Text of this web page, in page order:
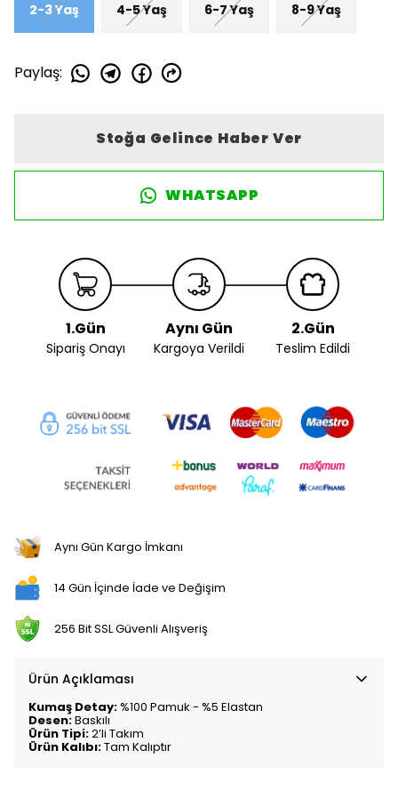
2-3 Yaş 4-5 Yaş 6-7 Yaş 8-9 Yaş
Paylaş:
Stoğa Gelince Haber Ver
WHATSAPP
1.Gün
Sipariş Onayı
Aynı Gün
Kargoya Verildi
2.Gün
Teslim Edildi
Aynı Gün Kargo İmkanı
14 Gün İçinde İade ve Değişim
256 Bit SSL Güvenli Alışveriş
Ürün Açıklaması
Kumaş Detay:%100 Pamuk - %5 Elastan
Desen:Baskılı
Ürün Tipi:2’li Takım
Ürün Kalıbı:Tam Kalıptır